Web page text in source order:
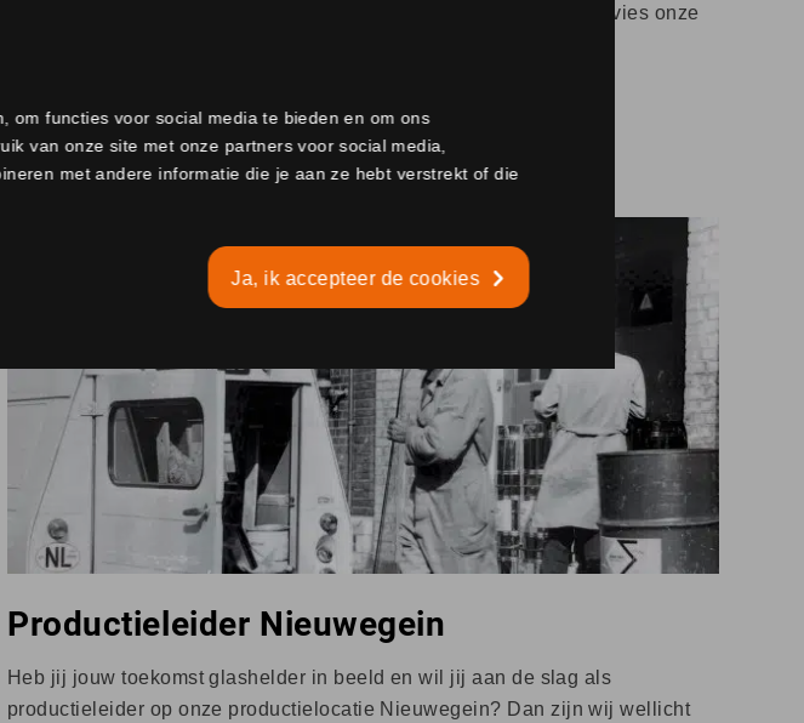
om functies voor social media te bieden en om ons
van onze site met onze partners voor social media,
met andere informatie die je aan ze hebt verstrekt of die
Ja, ik accepteer de cookies
bouwt sterke relaties op, spot nieuwe kansen en weet met jouw advies onze
Bekijk
Productieleider Nieuwegein
Heb jij jouw toekomst glashelder in beeld en wil jij aan de slag als
productieleider op onze productielocatie Nieuwegein? Dan zijn wij wellicht